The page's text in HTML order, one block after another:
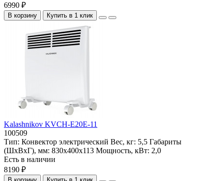
6990 ₽
В корзину Купить в 1 клик
Kalashnikov KVCH-E20E-11
100509
Тип: Конвектор электрический Вес, кг: 5,5 Габариты
(ШхВхГ), мм: 830х400х113 Мощность, кВт: 2,0
Есть в наличии
8190 ₽